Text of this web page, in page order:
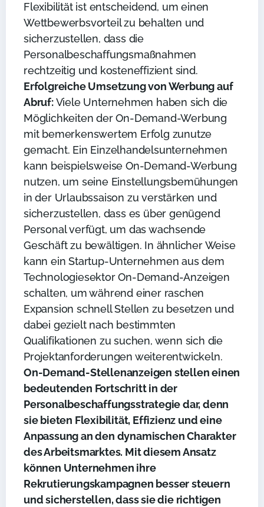
Flexibilität ist entscheidend, um einen
Wettbewerbsvorteil zu behalten und
sicherzustellen, dass die
Personalbeschaffungsmaßnahmen
rechtzeitig und kosteneffizient sind.
Erfolgreiche Umsetzung von Werbung auf
Abruf:Viele Unternehmen haben sich die
Möglichkeiten der On-Demand-Werbung
mit bemerkenswertem Erfolg zunutze
gemacht. Ein Einzelhandelsunternehmen
kann beispielsweise On-Demand-Werbung
nutzen, um seine Einstellungsbemühungen
in der Urlaubssaison zu verstärken und
sicherzustellen, dass es über genügend
Personal verfügt, um das wachsende
Geschäft zu bewältigen. In ähnlicher Weise
kann ein Startup-Unternehmen aus dem
Technologiesektor On-Demand-Anzeigen
schalten, um während einer raschen
Expansion schnell Stellen zu besetzen und
dabei gezielt nach bestimmten
Qualifikationen zu suchen, wenn sich die
Projektanforderungen weiterentwickeln.
On-Demand-Stellenanzeigen stellen einen
bedeutenden Fortschritt in der
Personalbeschaffungsstrategie dar, denn
sie bieten Flexibilität, Effizienz und eine
Anpassung an den dynamischen Charakter
des Arbeitsmarktes. Mit diesem Ansatz
können Unternehmen ihre
Rekrutierungskampagnen besser steuern
und sicherstellen, dass sie die richtigen